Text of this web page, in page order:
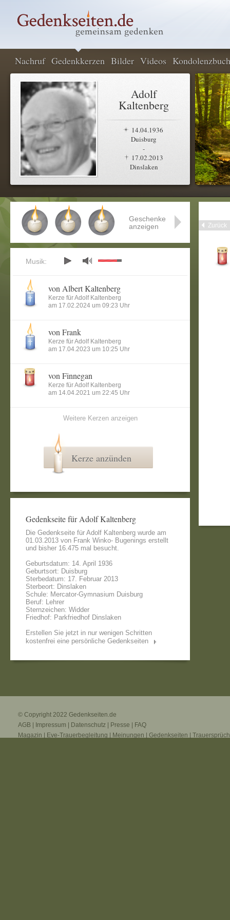
Nachruf Gedenkkerzen Bilder Videos Kondolenzbuch
Adolf
Kaltenberg
14.04.1936
Duisburg
-
17.02.2013
Dinslaken
Zurück
Geschenke
anzeigen
Musik:
von Albert Kaltenberg
Kerze für Adolf Kaltenberg
am 17.02.2024 um 09:23 Uhr
von Frank
Kerze für Adolf Kaltenberg
am 17.04.2023 um 10:25 Uhr
von Finnegan
Kerze für Adolf Kaltenberg
am 14.04.2021 um 22:45 Uhr
Weitere Kerzen anzeigen
Kerze anzünden
Gedenkseite für Adolf Kaltenberg
Die Gedenkseite für Adolf Kaltenberg wurde am
01.03.2013 von Frank Winko- Bugenings erstellt
und bisher 16.475 mal besucht.
Geburtsdatum: 14. April 1936
Geburtsort: Duisburg
Sterbedatum: 17. Februar 2013
Sterbeort: Dinslaken
Schule: Mercator-Gymnasium Duisburg
Beruf: Lehrer
Sternzeichen: Widder
Friedhof: Parkfriedhof Dinslaken
Erstellen Sie jetzt in nur wenigen Schritten
kostenfrei eine persönliche Gedenkseiten
© Copyright 2022 Gedenkseiten.de
AGB
Impressum Datenschutz Presse
FAQ
Magazin
Eve-Trauerbegleitung Meinungen Gedenkseiten